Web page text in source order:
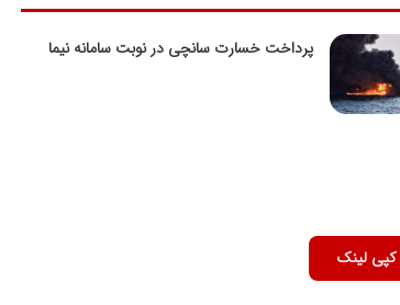
پرداخت خسارت سانچی در نوبت سامانه نیما
کپی لینک